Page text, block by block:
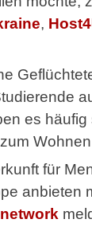
,
es häufig
für
anbieten